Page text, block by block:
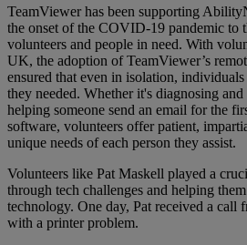
TeamViewer has been supporting
the onset of the COVID-19 pandemic to
volunteers and people in need. With
UK, the adoption of TeamViewer’s
ensured that even in isolation,
they needed. Whether it's diagnosing
helping someone send an email for the
software, volunteers offer patient,
unique needs of each person they assist.
Volunteers like Pat Maskell played a
through tech challenges and helping
technology. One day, Pat received a call
with a printer problem.